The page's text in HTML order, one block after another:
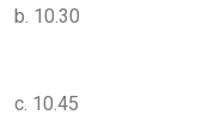
b. 10.30
c. 10.45